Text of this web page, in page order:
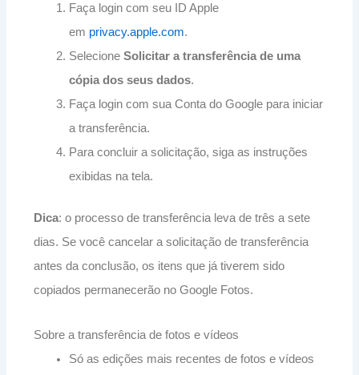
Faça login com seu ID Apple
em privacy.apple.com.
SelecioneSolicitar a transferência de uma
cópia dos seus dados.
Faça login com sua Conta do Google para iniciar
a transferência.
Para concluir a solicitação, siga as instruções
exibidas na tela.
Dica: o processo de transferência leva de três a sete
dias. Se você cancelar a solicitação de transferência
antes da conclusão, os itens que já tiverem sido
copiados permanecerão no Google Fotos.
Sobre a transferência de fotos e vídeos
Só as edições mais recentes de fotos e vídeos